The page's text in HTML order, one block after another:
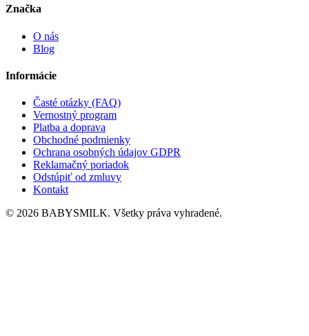
Značka
O nás
Blog
Informácie
Časté otázky (FAQ)
Vernostný program
Platba a doprava
Obchodné podmienky
Ochrana osobných údajov GDPR
Reklamačný poriadok
Odstúpiť od zmluvy
Kontakt
© 2026 BABYSMILK. Všetky práva vyhradené.